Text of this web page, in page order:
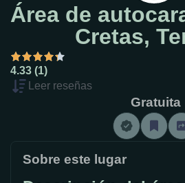
Área de
Cretas,
4.33 (1)
Leer reseñas
Gratuita
Sobre este lugar